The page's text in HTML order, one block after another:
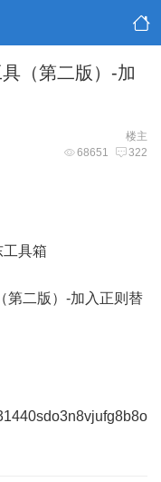
（第二版）-加
楼主
68651 322
具箱
第二版）-加入正则替